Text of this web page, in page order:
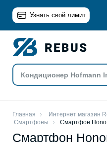
Узнать свой лимит
Главная Интернет магазин
Смартфоны
Смартфон
Смартфон